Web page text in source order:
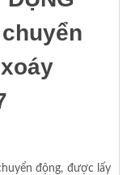
động, được lấy